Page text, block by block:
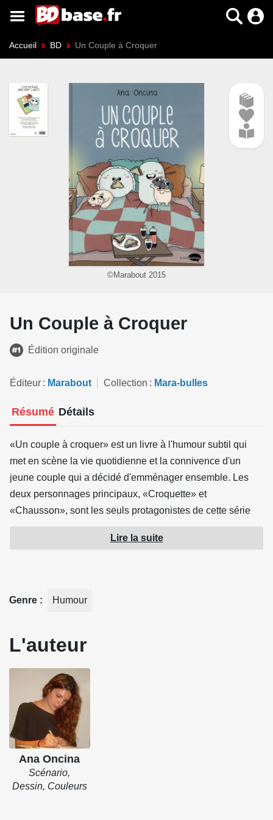
Accueil BD Un Couple à Croquer
©Marabout 2015
Un Couple à Croquer
Édition originale
Éditeur Marabout Collection Mara-bulles
Résumé Détails
«Un couple à croquer» est un livre à l'humour subtil qui
met en scène la vie quotidienne et la connivence d'un
jeune couple qui a décidé d'emménager ensemble. Les
deux personnages principaux, «Croquette» et
«Chausson», sont les seuls protagonistes de cette série
représentés de façon anthropomorphique. Ils vivent et
évoluent au milieu des humains. Les histoires courtes qui
Lire la suite
Genre Humour
L'auteur
Ana Oncina
Scénario,
Dessin, Couleurs